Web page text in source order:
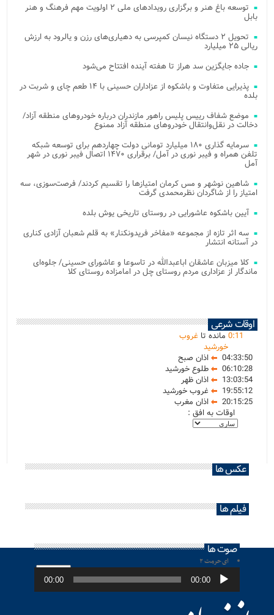
توسعه باغ هنر و برگزاری رویدادهای ملی ۲ اولویت مهم فرهنگ و هنر
بابل
تحویل ۲ دستگاه نیسان کمپرسی به دهیاری‌های رزن و یالرود به ارزش
ریالی ۲۵ میلیارد
جاده جایگزین سد هراز تا هفته آینده افتتاح می‌شود
پذیرایی متفاوت و باشکوه از عزاداران حسینی با ۱۴ طعم چای و شربت در
بلده
موضع شفاف رییس پلیس راهور مازندران درباره خودروهای منطقه آزاد/
دخالت در نقل‌وانتقال خودروهای منطقه آزاد ممنوع
سرمایه گذاری ۱۸۰ میلیارد تومانی دولت چهاردهم برای توسعه شبکه
تلفن همراه و فیبر نوری در آمل/ برقراری ۱۴۷۰ اتصال فیبر نوری در شهر
آمل
شاهین نوشهر و مس کرمان امتیازها را تقسیم کردند/ فرصت‌سوزی، سه
امتیاز را از شاگردان نظرمحمدی گرفت
آیین باشکوه عاشورایی در روستای تاریخی یوش بلده
سه اثر تازه از مجموعه «مفاخر فریدونکنار» به قلم شعبان آزادی کناری
در آستانه انتشار
کلا میزبان عاشقان اباعبدالله در تاسوعا و عاشورای حسینی/ جلوه‌ای
ماندگار از عزاداری مردم روستای چل در امامزاده روستای کلا
اوقات شرعی
0:11 مانده تاغروب
خورشید
04:33:50
اذان صبح
06:10:28
طلوع خورشید
13:03:54
اذان ظهر
19:55:12
غروب خورشید
20:15:25
اذان مغرب
اوقات به افق :
عکس ها
فیلم ها
صوت ها
ای حرمت ۲
پخش‌کننده
صوت 00:00
00:00